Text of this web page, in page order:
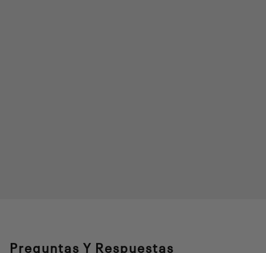
Preguntas Y Respuestas